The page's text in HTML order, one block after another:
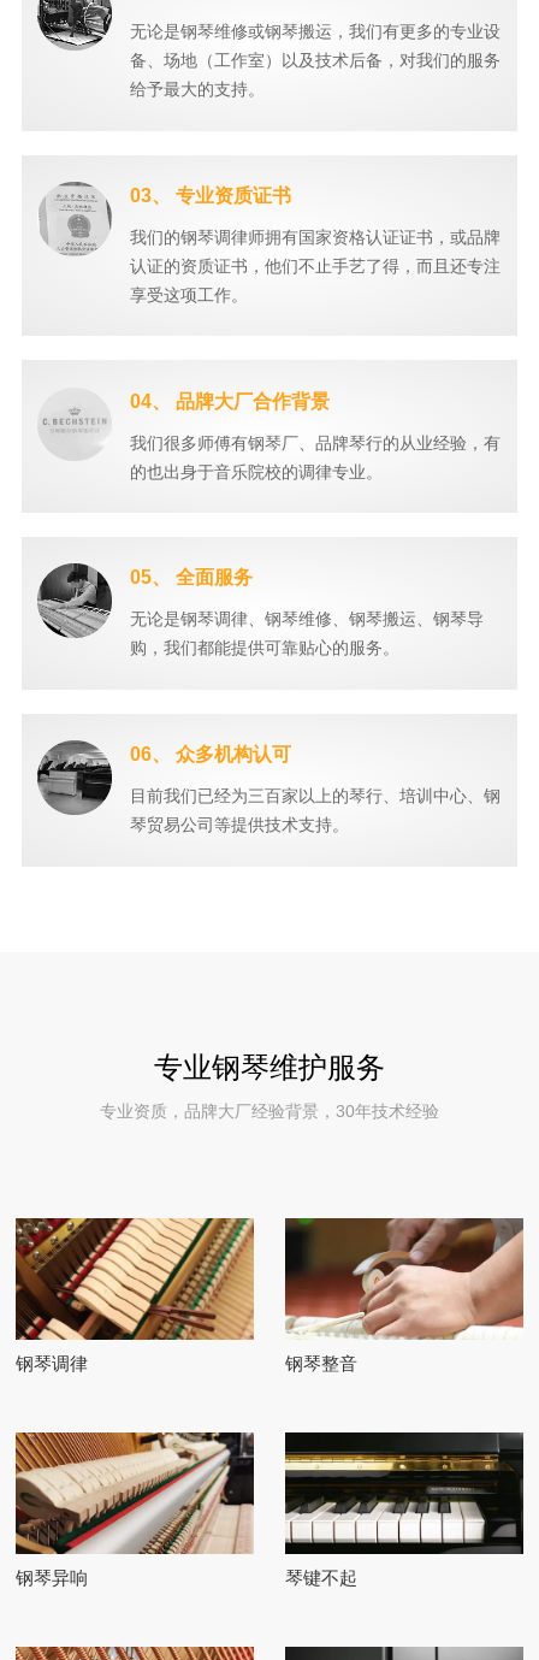
无论是钢琴维修或钢琴搬运，我们有更多的专业设
备、场地（工作室）以及技术后备，对我们的服务
给予最大的支持。
03、 专业资质证书
我们的钢琴调律师拥有国家资格认证证书，或品牌
认证的资质证书，他们不止手艺了得，而且还专注
享受这项工作。
04、 品牌大厂合作背景
我们很多师傅有钢琴厂、品牌琴行的从业经验，有
的也出身于音乐院校的调律专业。
05、 全面服务
无论是钢琴调律、钢琴维修、钢琴搬运、钢琴导
购，我们都能提供可靠贴心的服务。
06、 众多机构认可
目前我们已经为三百家以上的琴行、培训中心、钢
琴贸易公司等提供技术支持。
专业钢琴维护服务
专业资质，品牌大厂经验背景，30年技术经验
钢琴调律 钢琴整音
钢琴异响 琴键不起